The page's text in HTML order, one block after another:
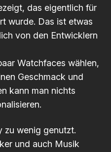
das eigentlich für
wurde. Das ist etwas
von den Entwicklern
Watchfaces wählen,
Geschmack und
kann man nichts
zu wenig genutzt.
und auch Musik